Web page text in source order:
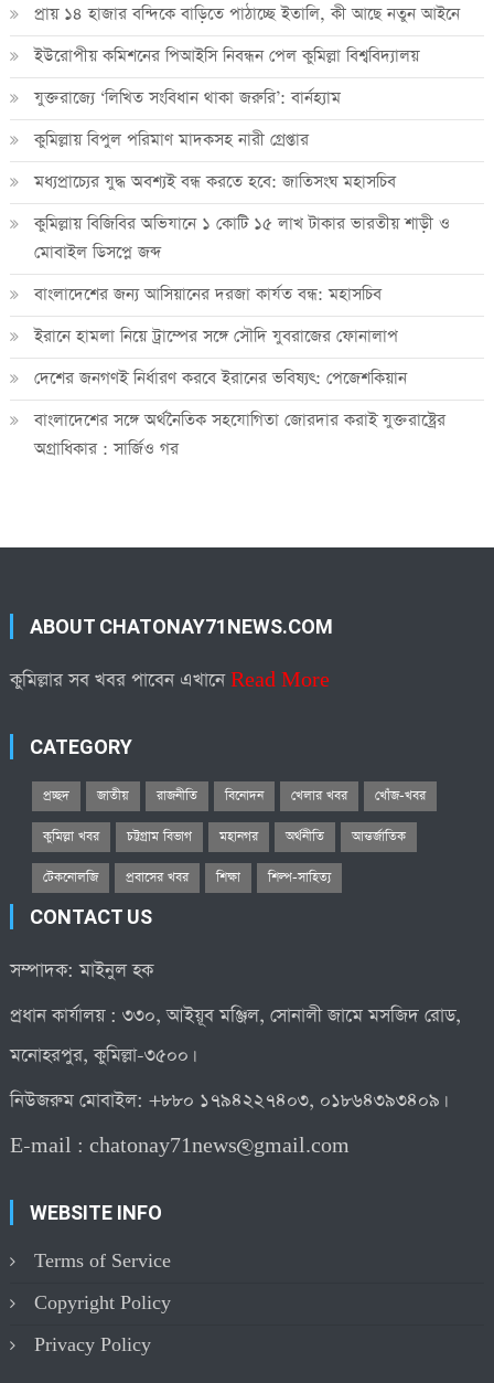
প্রায় ১৪ হাজার বন্দিকে বাড়িতে পাঠাচ্ছে ইতালি, কী আছে নতুন আইনে
ইউরোপীয় কমিশনের পিআইসি নিবন্ধন পেল কুমিল্লা বিশ্ববিদ্যালয়
যুক্তরাজ্যে ‘লিখিত সংবিধান থাকা জরুরি’: বার্নহ্যাম
কুমিল্লায় বিপুল পরিমাণ মাদকসহ নারী গ্রেপ্তার
মধ্যপ্রাচ্যের যুদ্ধ অবশ্যই বন্ধ করতে হবে: জাতিসংঘ মহাসচিব
কুমিল্লায় বিজিবির অভিযানে ১ কোটি ১৫ লাখ টাকার ভারতীয় শাড়ী ও
মোবাইল ডিসপ্লে জব্দ
বাংলাদেশের জন্য আসিয়ানের দরজা কার্যত বন্ধ: মহাসচিব
ইরানে হামলা নিয়ে ট্রাম্পের সঙ্গে সৌদি যুবরাজের ফোনালাপ
দেশের জনগণই নির্ধারণ করবে ইরানের ভবিষ্যৎ: পেজেশকিয়ান
বাংলাদেশের সঙ্গে অর্থনৈতিক সহযোগিতা জোরদার করাই যুক্তরাষ্ট্রের
অগ্রাধিকার : সার্জিও গর
ABOUT CHATONAY71NEWS.COM
কুমিল্লার সব খবর পাবেন এখানেRead More
CATEGORY
প্রচ্ছদ জাতীয় রাজনীতি বিনোদন খেলার খবর খোঁজ-খবর
কুমিল্লা খবর চট্টগ্রাম বিভাগ মহানগর অর্থনীতি আন্তর্জাতিক
টেকনোলজি প্রবাসের খবর শিক্ষা শিল্প-সাহিত্য
CONTACT US
সম্পাদক: মাইনুল হক
প্রধান কার্যালয় : ৩৩০, আইয়ূব মঞ্জিল, সোনালী জামে মসজিদ রোড,
মনোহরপুর, কুমিল্লা-৩৫০০।
নিউজরুম মোবাইল: +৮৮০ ১৭৯৪২২৭৪০৩, ০১৮৬৪৩৯৩৪০৯।
E-mail :chatonay71news@gmail.com
WEBSITE INFO
Terms of Service
Copyright Policy
Privacy Policy